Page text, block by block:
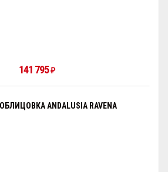
141 795 ₽
ANDALUSIA RAVENA